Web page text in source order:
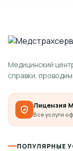
Медицинский
справки,
Лицензия
Все услуги
ПОПУЛЯРНЫЕ